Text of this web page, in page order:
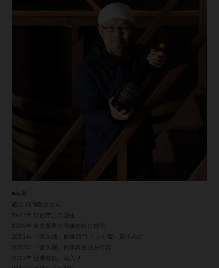
■年表
蔵元 稲岡敬之さん
1971年 加西市にて誕生
1989年 東京農業大学醸造科に進学
2001年 『富久錦』飲食部門 『ふく蔵』責任者に
2007年 『富久錦』民事再生法を申請
2013年 社長就任。蔵入り